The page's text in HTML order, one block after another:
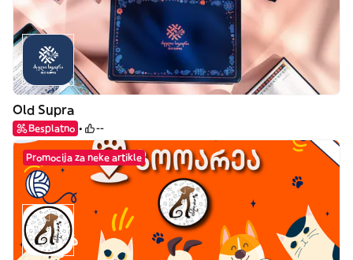
Old Supra
Besplatno --
Promocija za neke artikle